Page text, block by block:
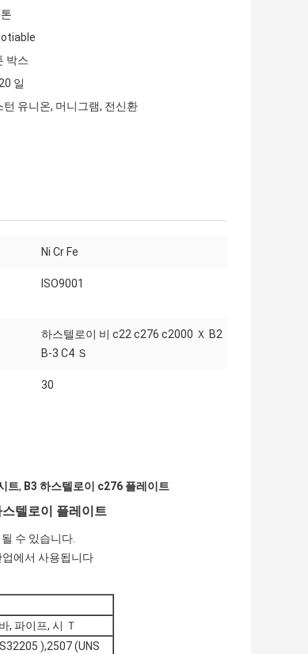
박스
일
턴 유니온, 머니그램, 전신환
Ni Cr Fe
ISO9001
하스텔로이 비 c22 c276 c2000 Ｘ B2
B-3 C4 Ｓ
30
트, B3 하스텔로이 c276 플레이트
텔로이 플레이트
수 있습니다.
에서 사용됩니다
, 파이프, 시 Ｔ
),2507 (UNS